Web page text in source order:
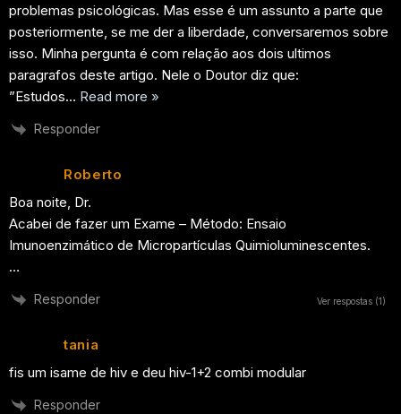
problemas psicológicas. Mas esse é um assunto a parte que
posteriormente, se me der a liberdade, conversaremos sobre
isso. Minha pergunta é com relação aos dois ultimos
paragrafos deste artigo. Nele o Doutor diz que:
”Estudos… Read more »
Responder
Roberto
Boa noite, Dr.
Acabei de fazer um Exame – Método: Ensaio
Imunoenzimático de Micropartículas Quimioluminescentes.
…
Responder Ver respostas (1)
tania
fis um isame de hiv e deu hiv-1+2 combi modular
Responder